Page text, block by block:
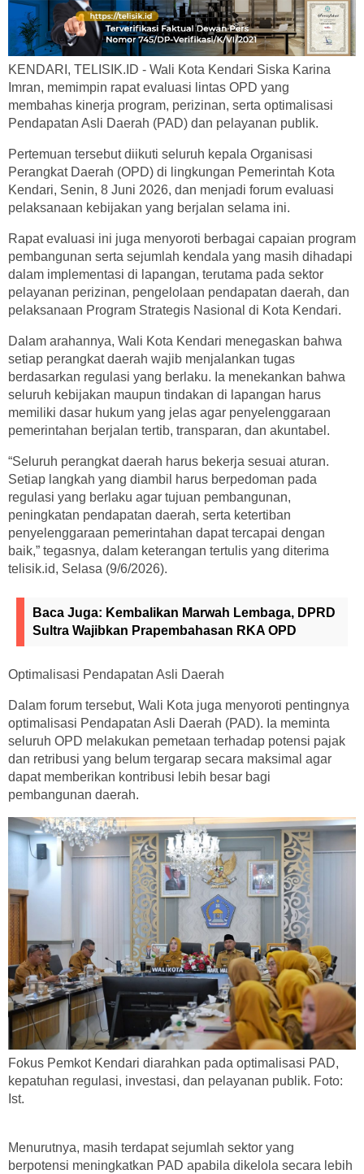
KENDARI, TELISIK.ID - Wali Kota Kendari Siska Karina
Imran, memimpin rapat evaluasi lintas OPD yang
membahas kinerja program, perizinan, serta optimalisasi
Pendapatan Asli Daerah (PAD) dan pelayanan publik.
Pertemuan tersebut diikuti seluruh kepala Organisasi
Perangkat Daerah (OPD) di lingkungan Pemerintah Kota
Kendari, Senin, 8 Juni 2026, dan menjadi forum evaluasi
pelaksanaan kebijakan yang berjalan selama ini.
Rapat evaluasi ini juga menyoroti berbagai capaian program
pembangunan serta sejumlah kendala yang masih dihadapi
dalam implementasi di lapangan, terutama pada sektor
pelayanan perizinan, pengelolaan pendapatan daerah, dan
pelaksanaan Program Strategis Nasional di Kota Kendari.
Dalam arahannya, Wali Kota Kendari menegaskan bahwa
setiap perangkat daerah wajib menjalankan tugas
berdasarkan regulasi yang berlaku. Ia menekankan bahwa
seluruh kebijakan maupun tindakan di lapangan harus
memiliki dasar hukum yang jelas agar penyelenggaraan
pemerintahan berjalan tertib, transparan, dan akuntabel.
“Seluruh perangkat daerah harus bekerja sesuai aturan.
Setiap langkah yang diambil harus berpedoman pada
regulasi yang berlaku agar tujuan pembangunan,
peningkatan pendapatan daerah, serta ketertiban
penyelenggaraan pemerintahan dapat tercapai dengan
baik,” tegasnya, dalam keterangan tertulis yang diterima
telisik.id, Selasa (9/6/2026).
Baca Juga: Kembalikan Marwah Lembaga, DPRD
Sultra Wajibkan Prapembahasan RKA OPD
Optimalisasi Pendapatan Asli Daerah
Dalam forum tersebut, Wali Kota juga menyoroti pentingnya
optimalisasi Pendapatan Asli Daerah (PAD). Ia meminta
seluruh OPD melakukan pemetaan terhadap potensi pajak
dan retribusi yang belum tergarap secara maksimal agar
dapat memberikan kontribusi lebih besar bagi
pembangunan daerah.
Fokus Pemkot Kendari diarahkan pada optimalisasi PAD,
kepatuhan regulasi, investasi, dan pelayanan publik. Foto:
Ist.
Menurutnya, masih terdapat sejumlah sektor yang
berpotensi meningkatkan PAD apabila dikelola secara lebih